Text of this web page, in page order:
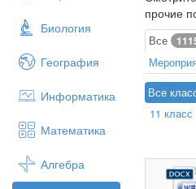
Биология
География
Информатика
Математика
Алгебра
прочие
Все
Все
11 класс